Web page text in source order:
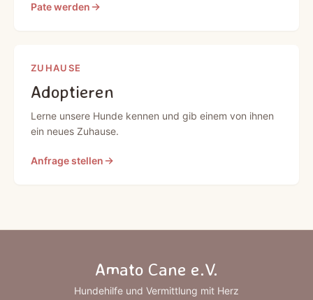
Pate werden
ZUHAUSE
Adoptieren
Lerne unsere Hunde kennen und gib einem von ihnen
ein neues Zuhause.
Anfrage stellen
Amato Cane e.V.
Hundehilfe und Vermittlung mit Herz